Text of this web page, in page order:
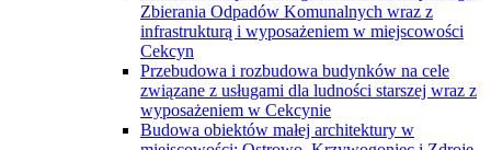
Zbierania Odpadów Komunalnych wraz z
infrastrukturą i wyposażeniem w miejscowości
Cekcyn
Przebudowa i rozbudowa budynków na cele
związane z usługami dla ludności starszej wraz z
wyposażeniem w Cekcynie
Budowa obiektów małej architektury w